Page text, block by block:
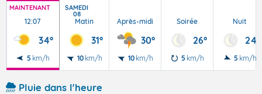
MAINTENANT
12:07
34°
5 km/h
SAMEDI
08
Matin
31°
10 km/h
Après-midi
30°
10 km/h
Soirée
26°
5 km/h
Nuit
24°
5 km/h
Pluie dans l'heure